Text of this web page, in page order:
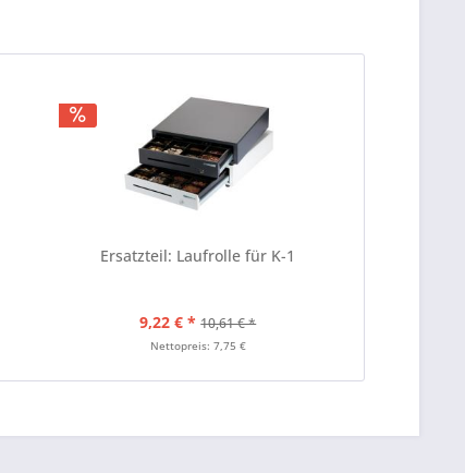
Ersatzteil: Laufrolle für K-1
9,22 € * 10,61 € *
Nettopreis: 7,75 €